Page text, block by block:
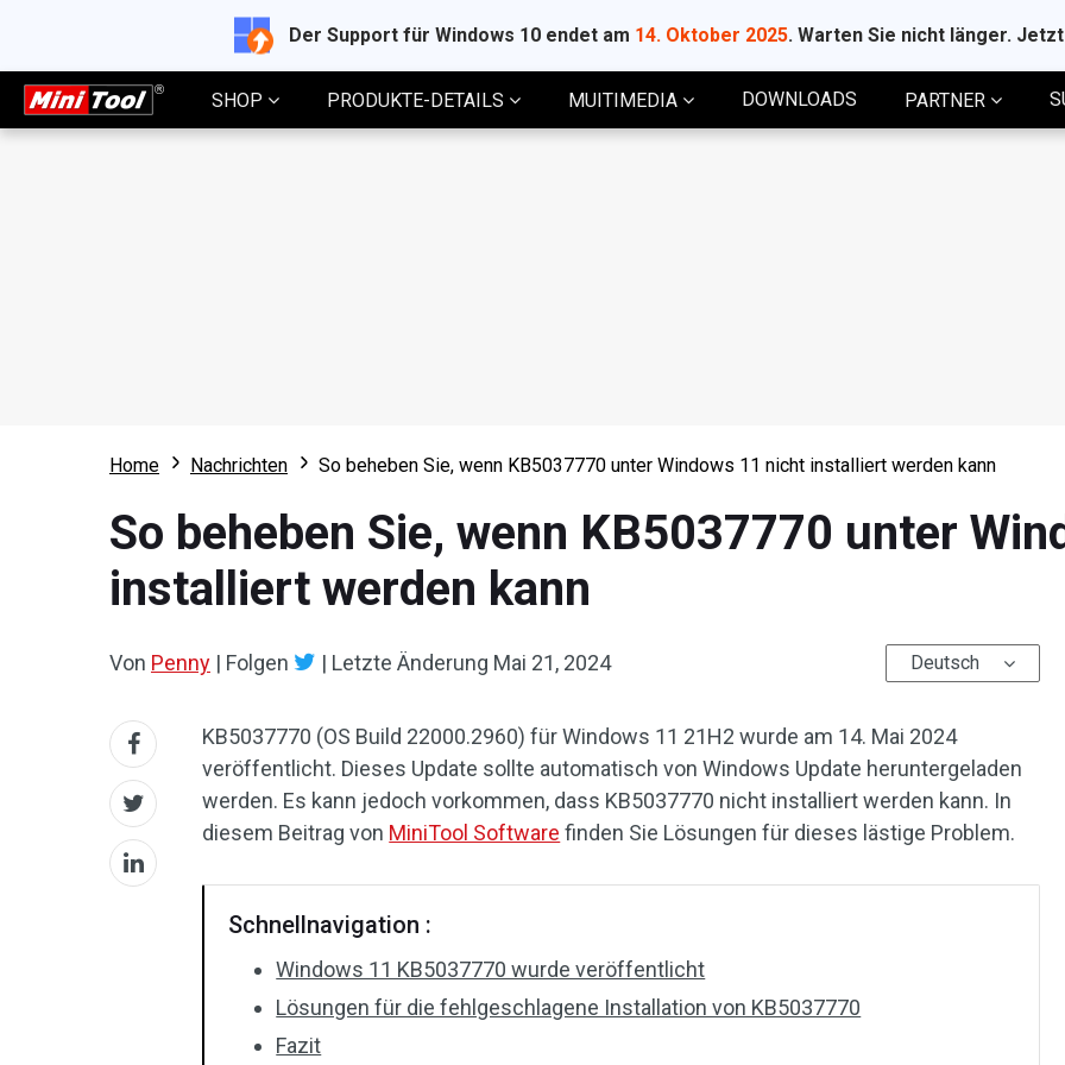
Der Support für Windows 10 endet am 14. Oktober 2025. Warten Sie nicht länger.
SHOP PRODUKTE-DETAILS MUITIMEDIA DOWNLOADS PARTNER
Home Nachrichten So beheben Sie, wenn KB5037770 unter Windows 11 nicht installiert werden kann
So beheben Sie, wenn KB5037770 unter
installiert werden kann
Von Penny | Folgen | Letzte Änderung Mai 21, 2024 Deutsch
KB5037770 (OS Build 22000.2960) für Windows 11 21H2 wurde am 14. Mai 2024
veröffentlicht. Dieses Update sollte automatisch von Windows Update heruntergeladen
werden. Es kann jedoch vorkommen, dass KB5037770 nicht installiert werden kann. In
diesem Beitrag von MiniTool Software finden Sie Lösungen für dieses lästige Problem.
Schnellnavigation :
Windows 11 KB5037770 wurde veröffentlicht
Lösungen für die fehlgeschlagene Installation von KB5037770
Fazit